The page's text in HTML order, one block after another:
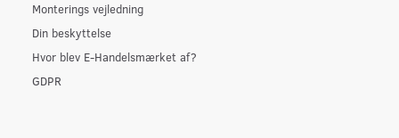
Monterings vejledning
Din beskyttelse
Hvor blev E-Handelsmærket af?
GDPR